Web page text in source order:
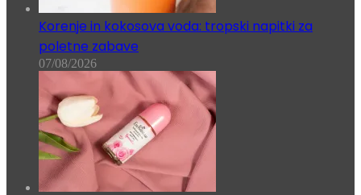
Korenje in kokosova voda: tropski napitki za
poletne zabave
07/08/2026